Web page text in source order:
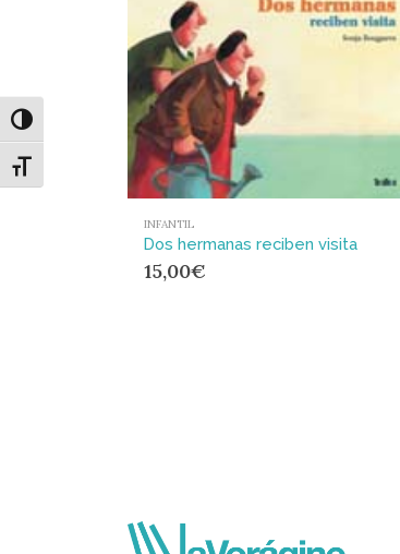
Alternar alto contraste
Alternar tamaño de letra
INFANTIL
Dos hermanas reciben visita
15,00€